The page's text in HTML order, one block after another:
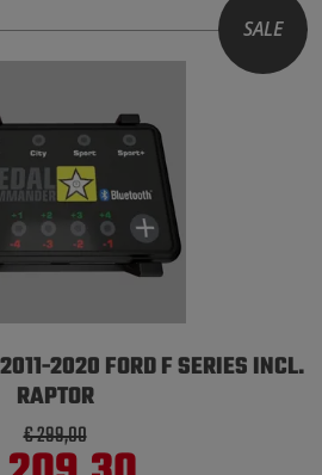
SALE
2020 FORD F SERIES INCL.
RAPTOR
€ 299,00